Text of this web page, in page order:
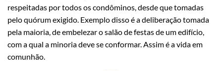
respeitadas por todos os condôminos, desde que tomadas
pelo quórum exigido. Exemplo disso é a deliberação tomada
pela maioria, de embelezar o salão de festas de um edifício,
com a qual a minoria deve se conformar. Assim é a vida em
comunhão.